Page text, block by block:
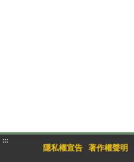
:::
隱私權宣告 著作權聲明